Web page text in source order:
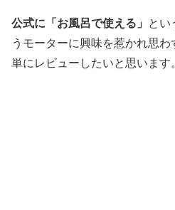
公式に「お風呂で使える」 とい
うモーターに興味を惹かれ思
単にレビューしたいと思います